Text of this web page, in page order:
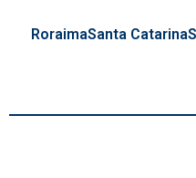
RoraimaSanta Catarina